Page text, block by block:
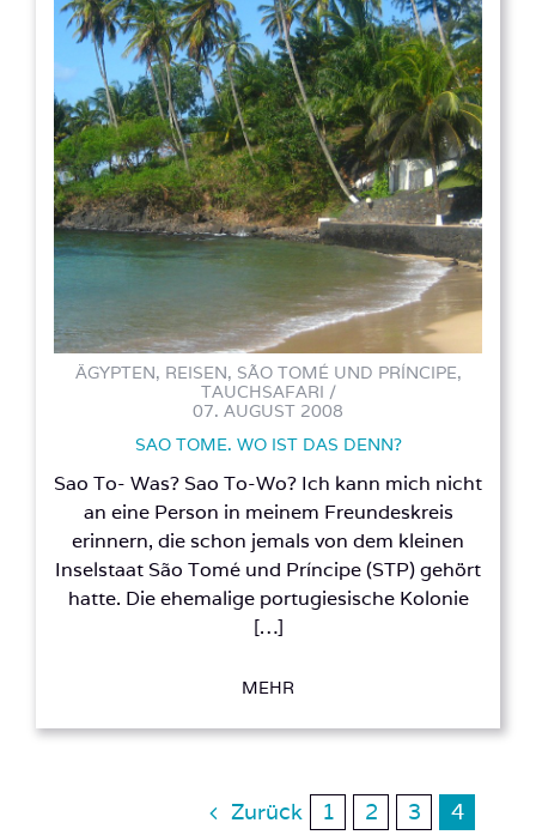
ÄGYPTEN, REISEN, SÃO TOMÉ UND PRÍNCIPE,
TAUCHSAFARI /
07. AUGUST 2008
SAO TOME. WO IST DAS DENN?
Sao To- Was? Sao To-Wo? Ich kann mich nicht
an eine Person in meinem Freundeskreis
erinnern, die schon jemals von dem kleinen
Inselstaat São Tomé und Príncipe (STP) gehört
hatte. Die ehemalige portugiesische Kolonie
[…]
MEHR
Zurück 1 2 3 4